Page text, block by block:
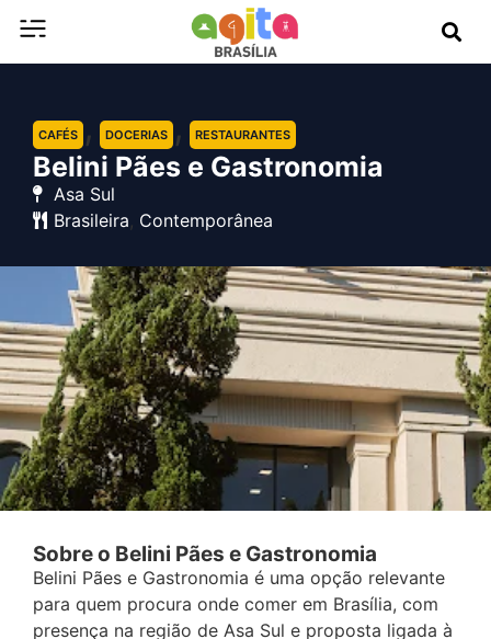
CAFÉS , DOCERIAS , RESTAURANTES
Belini Pães e Gastronomia
Asa Sul
Brasileira, Contemporânea
Sobre o Belini Pães e Gastronomia
Belini Pães e Gastronomia é uma opção relevante
para quem procura onde comer em Brasília, com
presença na região de Asa Sul e proposta ligada à